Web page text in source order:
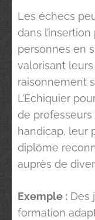
Les échecs
dans
personnes en
valorisant
raisonnement
L’Échiquier
de professeurs
handicap, leur
diplôme
auprès de
Exemple : Des
formation